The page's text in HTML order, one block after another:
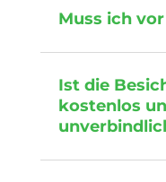
Muss ich
Ist die
kostenlos